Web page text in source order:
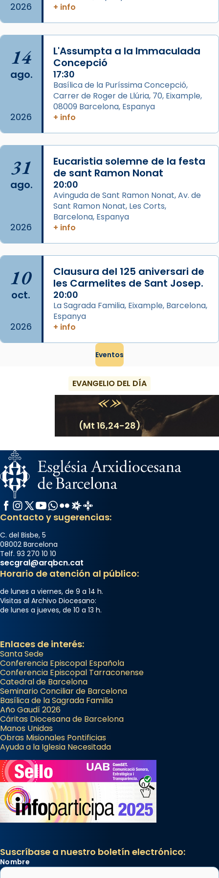
comitè organitzador de la visita apostòlica
L’arquebisbe de Barcelona, el cardenal Joan
Josep Omella, ha presidit la missa i l’ha
concelebrat el bisbe auxiliar de Barcelona,
Mons. David Abadías.
📸 Dr. G. Simón
Foto
Arquebisbat de Barcelona
2 weeks ago
Memòria de les santes Juliana i
Semproniana, verges i màrtirs.
Acompanyant la història de sant Cugat, a
partir de l’Edat Mitjana sorgeix la tradició
frare Joan Gaspar Roig, afirma en una obra
que les santes són filles de l’antiga Iluro.
Mataró en reivindicarà les relíq
Foto
View on Facebook · Share
2026
+ info
14
ago.
2026
L'Assumpta a la Immaculada
Concepció
17:30
Basílica de la Puríssima Concepció,
Carrer de Roger de Llúria, 70, Eixample,
08009 Barcelona, Espanya
+ info
31
ago.
2026
Eucaristia solemne de la festa
de sant Ramon Nonat
20:00
Avinguda de Sant Ramon Nonat, Av. de
Sant Ramon Nonat, Les Corts,
Barcelona, Espanya
+ info
10
oct.
2026
Clausura del 125 aniversari de
les Carmelites de Sant Josep.
20:00
La Sagrada Familia, Eixample, Barcelona,
Espanya
+ info
Eventos
EVANGELIO DEL DÍA
(Mt 16,24-28)
Facebook
Instagram
X / Twitter
YouTube
WhatsApp
FlickrRadio Estel
Catalunya Cristiana
Contacto y sugerencias:
C. del Bisbe, 5
08002 Barcelona
Telf. 93 270 10 10
secgral@arqbcn.cat
Horario de atención al público:
de lunes a viernes, de 9 a 14 h.
Visitas al Archivo Diocesano:
de lunes a jueves, de 10 a 13 h.
Enlaces de interés:
Santa Sede
Conferencia Episcopal Española
Conferencia Episcopal Tarraconense
Catedral de Barcelona
Seminario Conciliar de Barcelona
Basílica de la Sagrada Familia
Año Gaudí 2026
Cáritas Diocesana de Barcelona
Manos Unidas
Obras Misionales Pontificias
Ayuda a la Iglesia Necesitada
Suscríbase a nuestro boletín electrónico:
Nombre